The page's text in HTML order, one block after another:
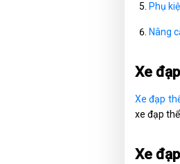
Phụ
Nâng
Xe
Xe đạp
xe đạp
Xe